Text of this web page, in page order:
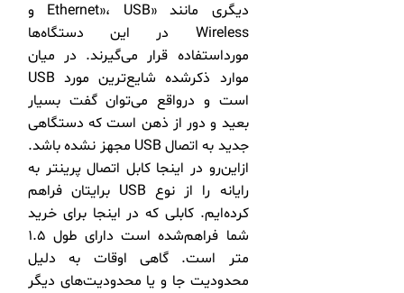
دیگری مانند «Ethernet»، USB و
Wireless در این دستگاه‌ها
مورداستفاده قرار می‌گیرند. در میان
موارد ذکرشده شایع‌ترین مورد USB
است و درواقع می‌توان گفت بسیار
بعید و دور از ذهن است که دستگاهی
جدید به اتصال USB مجهز نشده باشد.
ازاین‌رو در اینجا کابل اتصال پرینتر به
رایانه را از نوع USB برایتان فراهم
کرده‌ایم. کابلی که در اینجا برای خرید
شما فراهم‌شده است دارای طول 1.5
متر است. گاهی اوقات به دلیل
محدودیت جا و یا محدودیت‌های دیگر